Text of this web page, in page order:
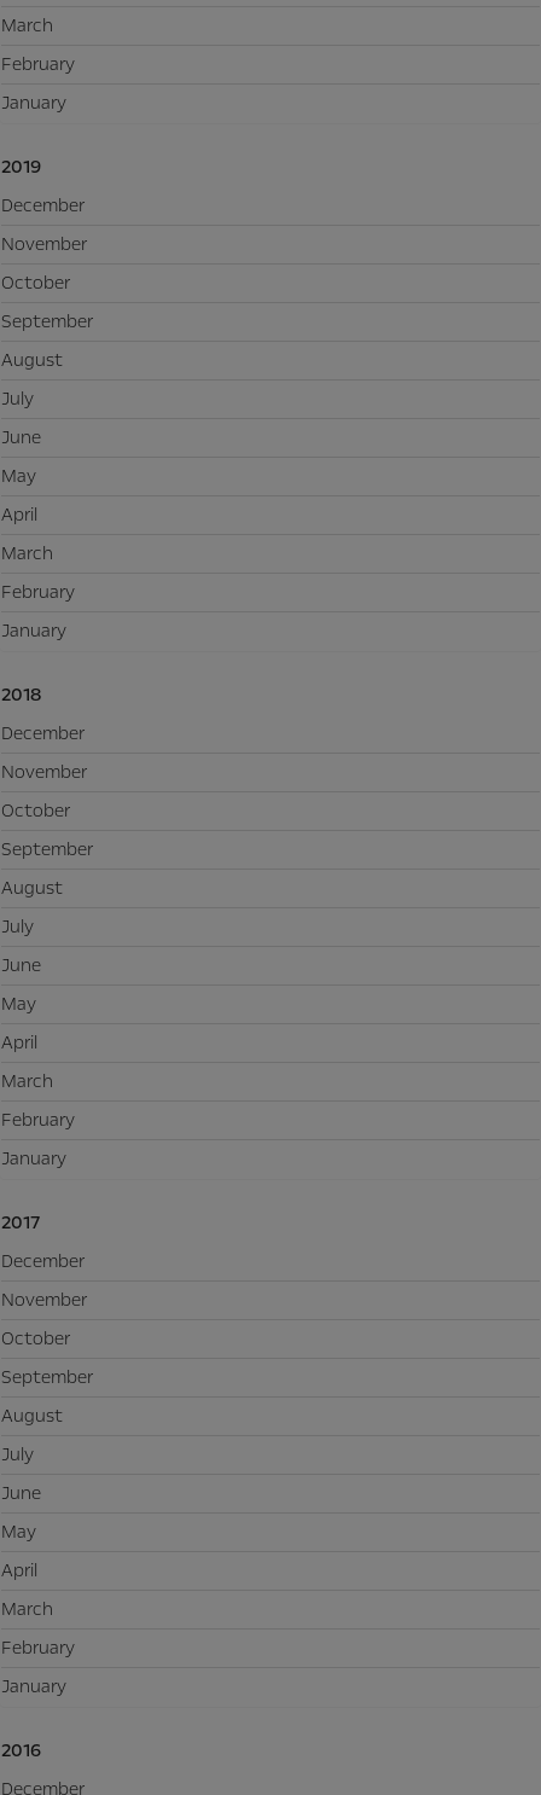
March
February
January
2019
December
November
October
September
August
July
June
May
April
March
February
January
2018
December
November
October
September
August
July
June
May
April
March
February
January
2017
December
November
October
September
August
July
June
May
April
March
February
January
2016
December